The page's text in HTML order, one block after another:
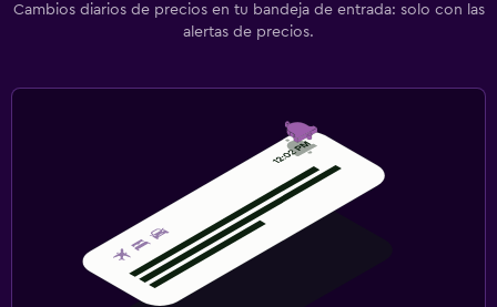
Cambios diarios de precios en tu bandeja de entrada: solo con las
alertas de precios.